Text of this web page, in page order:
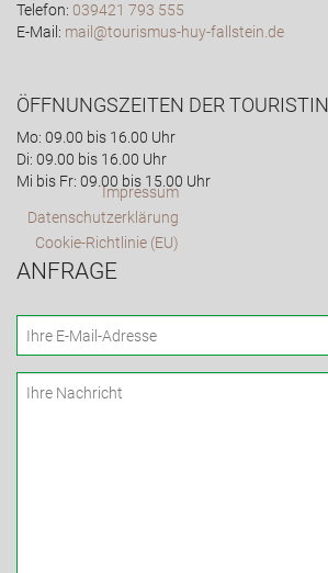
Telefon: 039421 793 555
E-Mail: mail@tourismus-huy-fallstein.de
ÖFFNUNGSZEITEN DER
Mo: 09.00 bis 16.00 Uhr
Di: 09.00 bis 16.00 Uhr
Mi bis Fr: 09.00 bis 15.00 Uhr
Impressum
Datenschutzerklärung
Cookie-Richtlinie (EU)
ANFRAGE